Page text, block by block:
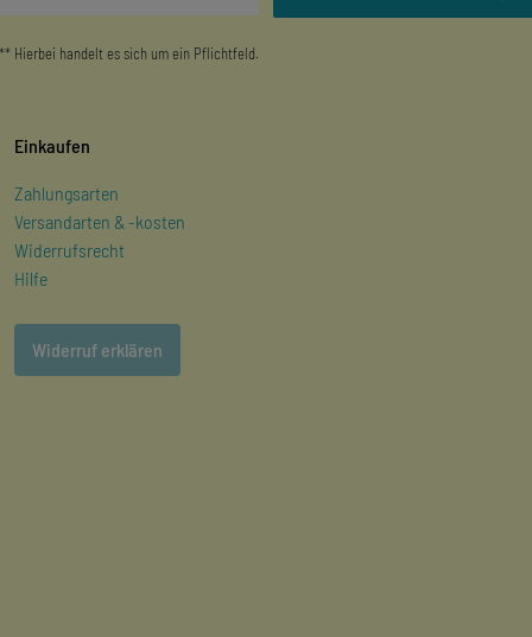
** Hierbei handelt es sich um ein Pflichtfeld.
Einkaufen
Zahlungsarten
Versandarten & -kosten
Widerrufsrecht
Hilfe
Widerruf erklären